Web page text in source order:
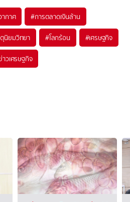
กาศ #การตลาดเงินล้าน
นิยมวิทยา #โลกร้อน #เศรษฐกิจ
าวเศรษฐกิจ